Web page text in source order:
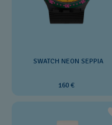
SWATCH NEON SEPPIA
160 €